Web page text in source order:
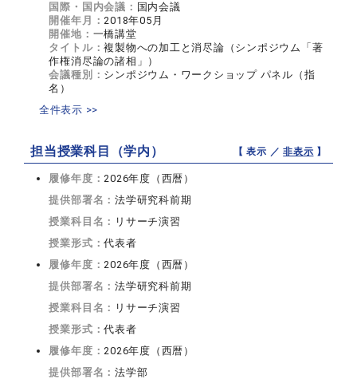
国際・国内会議： 国内会議
開催年月：2018年05月
開催地： 一橋講堂
タイトル：複製物への加工と消尽論（シンポジウム「著
作権消尽論の諸相」）
会議種別： シンポジウム・ワークショップ パネル（指
名）
全件表示 >>
担当授業科目（学内） 【 表示 ／非表示 】
履修年度：2026年度（西暦）
提供部署名：法学研究科前期
授業科目名： リサーチ演習
授業形式：代表者
履修年度：2026年度（西暦）
提供部署名：法学研究科前期
授業科目名： リサーチ演習
授業形式：代表者
履修年度：2026年度（西暦）
提供部署名：法学部